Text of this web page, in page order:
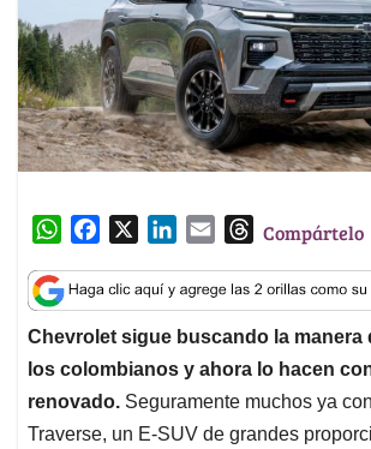
W
a
t
s
A
p
p
c
e
b
o
o
k
n
k
e
d
I
n
a
i
l
T
r
e
a
d
s
Compártelo
Chevrolet sigue buscando la manera
los colombianos y ahora lo hacen
renovado. Seguramente muchos ya
Traverse, un E-SUV de grandes